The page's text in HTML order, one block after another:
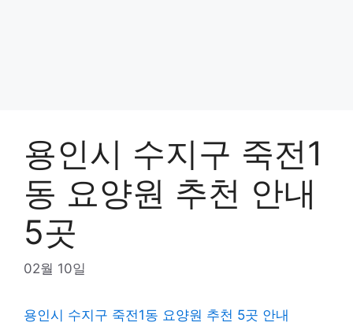
용인시 수지구 죽전1
동 요양원 추천 안내
5곳
02월 10일
용인시 수지구 죽전1동 요양원 추천 5곳 안내